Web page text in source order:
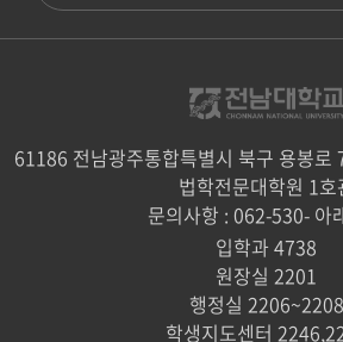
61186 전남광주통합특별시 북구 용봉로
법학전문대학원 1호
문의사항 : 062-530- 아
입학과 4738
원장실 2201
행정실 2206~2208
학생지도센터